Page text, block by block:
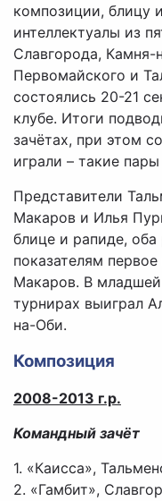
композиции, блицу
интеллектуалы из
Славгорода, Камня-
Первомайского и
состоялись 20-21
клубе. Итоги
зачётах, при этом
играли – такие
Представители
Макаров и Илья
блице и рапиде,
показателям
Макаров. В младшей
турнирах выиграл
на-Оби.
Композиция
2008-2013 г.р.
Командный зачёт
1. «Каисса»,
2. «Гамбит»,